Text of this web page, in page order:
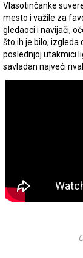
Vlasotinčanke
mesto i važile za
gledaoci i navijači,
što ih je bilo, izgleda
poslednjoj utakmici
savladan najveći